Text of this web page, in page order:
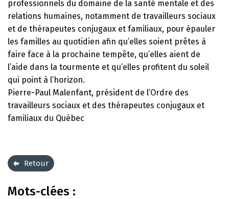
professionnels du domaine de la santé mentale et des
relations humaines, notamment de travailleurs sociaux
et de thérapeutes conjugaux et familiaux, pour épauler
les familles au quotidien afin qu’elles soient prêtes à
faire face à la prochaine tempête, qu’elles aient de
l’aide dans la tourmente et qu’elles profitent du soleil
qui point à l’horizon.
Pierre-Paul Malenfant, président de l’Ordre des
travailleurs sociaux et des thérapeutes conjugaux et
familiaux du Québec
Retour
Mots-clées :